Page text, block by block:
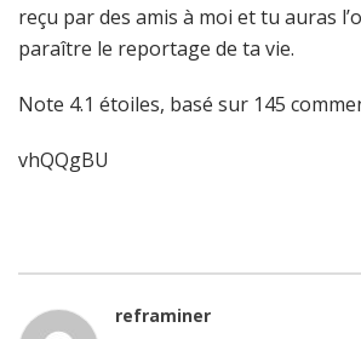
reçu par des amis à moi et tu auras
paraître le reportage de ta vie.
Note 4.1 étoiles, basé sur 145
vhQQgBU
reframiner